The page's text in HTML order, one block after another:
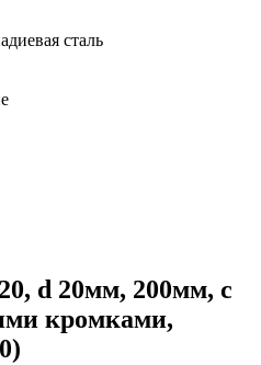
сталь
d 20мм, 200мм, с
кромками,